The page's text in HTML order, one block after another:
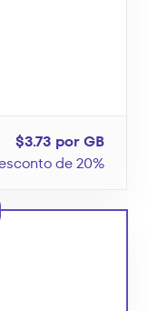
$3.73 por GB
de 20%